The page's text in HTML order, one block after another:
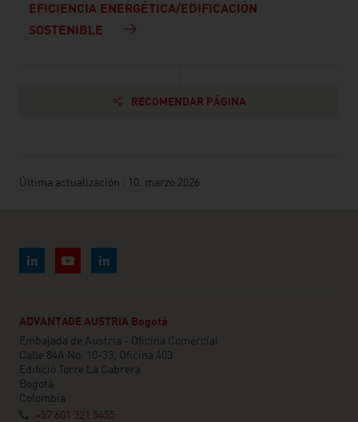
EFICIENCIA ENERGÉTICA/EDIFICACIÓN
SOSTENIBLE
RECOMENDAR PÁGINA
Última actualización : 10. marzo 2026
ADVANTAGE AUSTRIA Bogotá
Embajada de Austria - Oficina Comercial
Calle 84A No. 10-33, Oficina 403
Edificio Torre La Cabrera
Bogotá
Colombia
+57 601 321 5455